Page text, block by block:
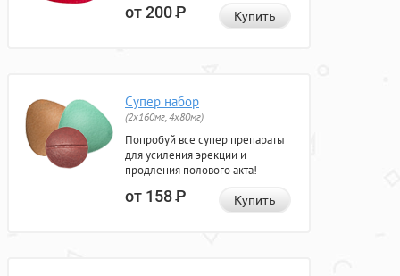
от 200Р Купить
Супер набор
(2х160мг, 4х80мг)
Попробуй все супер препараты
для усиления эрекции и
продления полового акта!
от 158Р Купить